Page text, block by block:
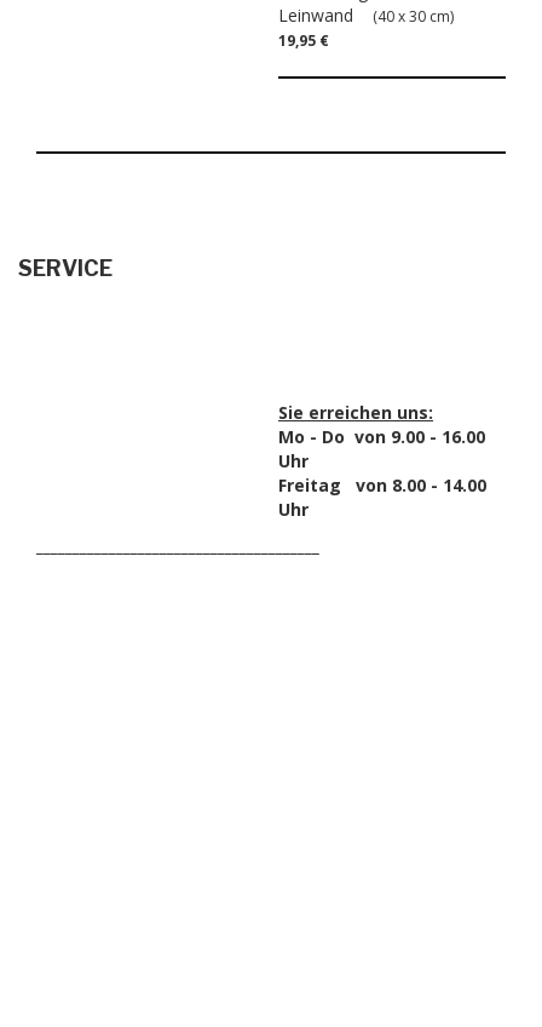
Leinwand
(40 x 30 cm)
19,95 €
SERVICE
Sie erreichen uns:
Mo - Do von 9.00 - 16.00
Uhr
Freitag von 8.00 - 14.00
Uhr